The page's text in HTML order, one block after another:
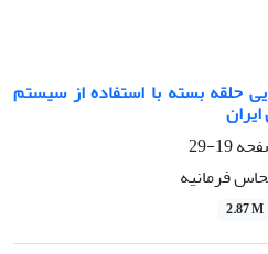
حلقه بسته با استفاده از سیستم
19-29
فرمانیه
2.87 M